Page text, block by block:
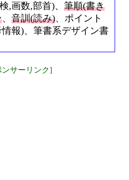
,画数,部首)、 筆順(書き
、 音訓(読み)、ポイント
報)、筆書系デザイン書
ンサーリンク]